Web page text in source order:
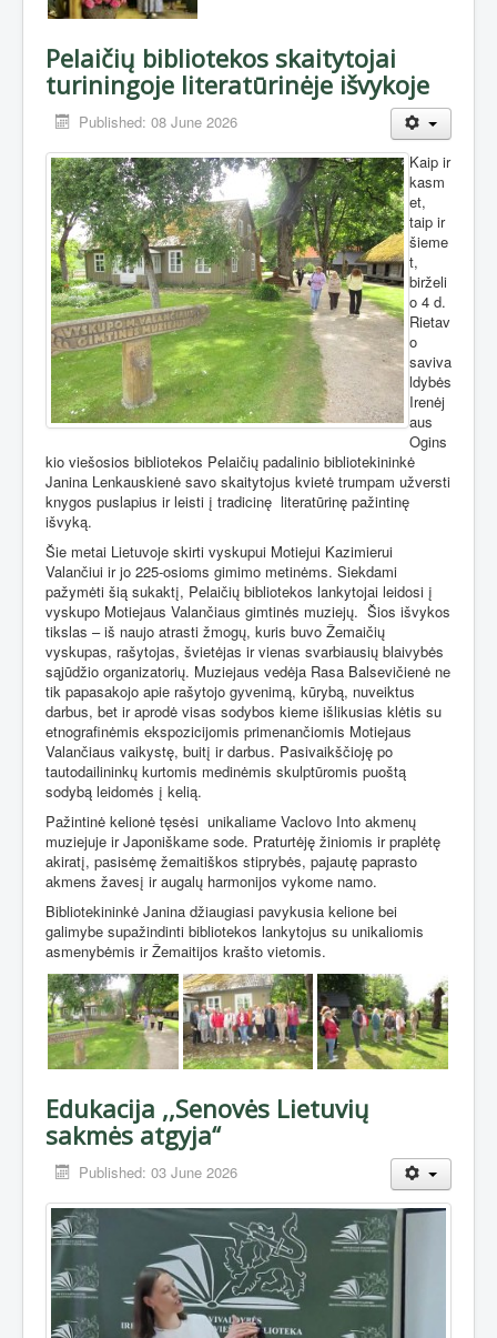
Pelaičių bibliotekos skaitytojai
turiningoje literatūrinėje išvykoje
Published: 08 June 2026
Kaip ir
kasm
et,
taip ir
šieme
t,
birželi
o 4 d.
Rietav
o
saviva
ldybės
Irenėj
aus
Ogins
kio viešosios bibliotekos Pelaičių padalinio bibliotekininkė
Janina Lenkauskienė savo skaitytojus kvietė trumpam užversti
knygos puslapius ir leisti į tradicinę literatūrinę pažintinę
išvyką.
Šie metai Lietuvoje skirti vyskupui Motiejui Kazimierui
Valančiui ir jo 225-osioms gimimo metinėms. Siekdami
pažymėti šią sukaktį, Pelaičių bibliotekos lankytojai leidosi į
vyskupo Motiejaus Valančiaus gimtinės muziejų. Šios išvykos
tikslas – iš naujo atrasti žmogų, kuris buvo Žemaičių
vyskupas, rašytojas, švietėjas ir vienas svarbiausių blaivybės
sąjūdžio organizatorių. Muziejaus vedėja Rasa Balsevičienė ne
tik papasakojo apie rašytojo gyvenimą, kūrybą, nuveiktus
darbus, bet ir aprodė visas sodybos kieme išlikusias klėtis su
etnografinėmis ekspozicijomis primenančiomis Motiejaus
Valančiaus vaikystę, buitį ir darbus. Pasivaikščioję po
tautodailininkų kurtomis medinėmis skulptūromis puoštą
sodybą leidomės į kelią.
Pažintinė kelionė tęsėsi unikaliame Vaclovo Into akmenų
muziejuje ir Japoniškame sode. Praturtėję žiniomis ir praplėtę
akiratį, pasisėmę žemaitiškos stiprybės, pajautę paprasto
akmens žavesį ir augalų harmonijos vykome namo.
Bibliotekininkė Janina džiaugiasi pavykusia kelione bei
galimybe supažindinti bibliotekos lankytojus su unikaliomis
asmenybėmis ir Žemaitijos krašto vietomis.
Edukacija ,,Senovės Lietuvių
sakmės atgyja“
Published: 03 June 2026